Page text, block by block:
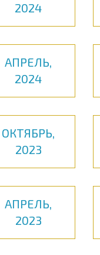
2024
АПРЕЛЬ,
2024
ОКТЯБРЬ,
2023
АПРЕЛЬ,
2023